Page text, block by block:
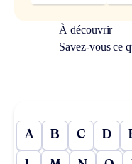
À découvrir
Savez-vous ce
A B C D